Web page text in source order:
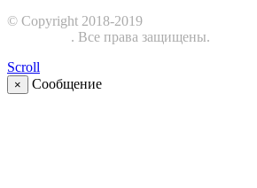
© Copyright 2018-2019
. Все права защищены.
Scroll
× Сообщение